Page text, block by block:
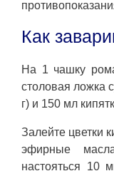
Как
На 1 чашку
столовая ложка
г) и 150 мл
Залейте цветки
эфирные
настояться 10